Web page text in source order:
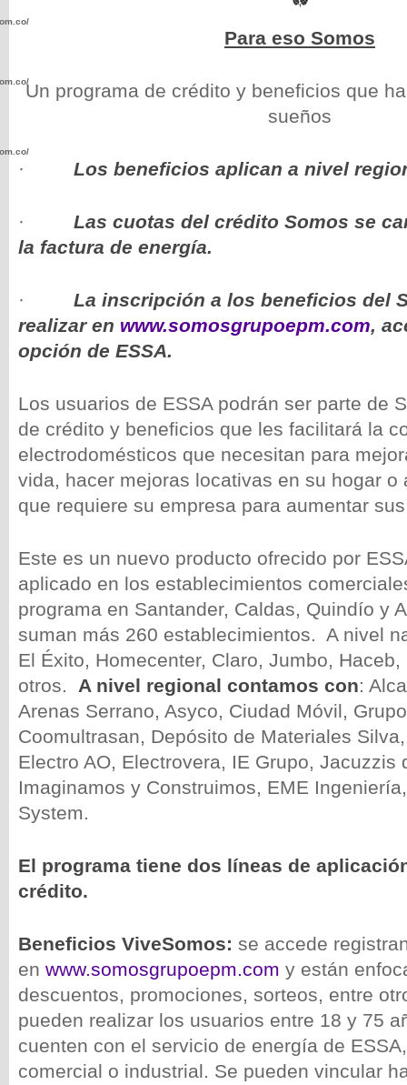
Para eso Somos
Un programa de crédito y beneficios que
sueños
· Los beneficios aplican a nivel
· Las cuotas del crédito Somos se
la factura de energía.
· La inscripción a los beneficios del
realizar en www.somosgrupoepm.com,
opción de ESSA.
Los usuarios de ESSA podrán ser parte de
de crédito y beneficios que les facilitará la
electrodomésticos que necesitan para
vida, hacer mejoras locativas en su hogar o
que requiere su empresa para aumentar
Este es un nuevo producto ofrecido por
aplicado en los establecimientos
programa en Santander, Caldas, Quindío y
suman más 260 establecimientos. A nivel
El Éxito, Homecenter, Claro, Jumbo,
otros. A nivel regional contamos con:
Arenas Serrano, Asyco, Ciudad Móvil,
Coomultrasan, Depósito de Materiales
Electro AO, Electrovera, IE Grupo, Jacuzzis
Imaginamos y Construimos, EME
System.
El programa tiene dos líneas de
crédito.
Beneficios ViveSomos: se accede
en www.somosgrupoepm.com y están
descuentos, promociones, sorteos, entre
pueden realizar los usuarios entre 18 y 75
cuenten con el servicio de energía de
comercial o industrial. Se pueden vincular
wp-
wp-
wp-